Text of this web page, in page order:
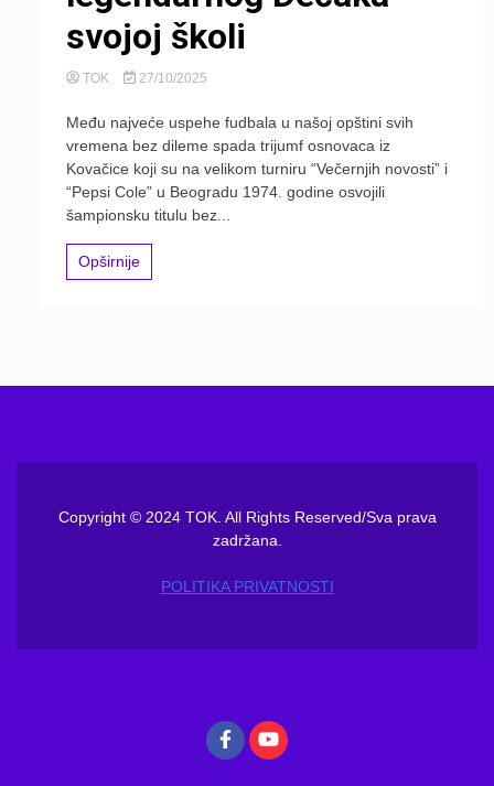
svojoj školi
TOK 27/10/2025
Među najveće uspehe fudbala u našoj opštini svih
vremena bez dileme spada trijumf osnovaca iz
Kovačice koji su na velikom turniru “Večernjih novosti” i
“Pepsi Cole” u Beogradu 1974. godine osvojili
šampionsku titulu bez...
Opširnije
Copyright © 2024 TOK. All Rights Reserved/Sva prava
zadržana.
POLITIKA PRIVATNOSTI